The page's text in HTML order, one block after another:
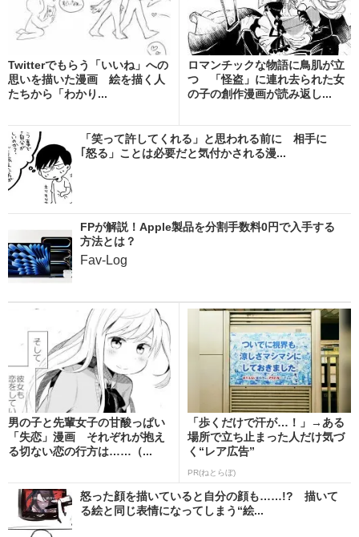
Twitterでもらう「いいね」への
思いを描いた漫画 絵を描く人
たちから「わかり...
ロマンチックな物語に鳥肌が立
つ 「怪盗」に連れ去られた女
の子の創作漫画が読み返し...
「笑って許してくれる」と思われる前に 相手に
｢怒る」ことは必要だと気付かされる漫...
FPが解説！Apple製品を分割手数料0円で入手する
方法とは？
Fav-Log
男の子と先輩女子の甘酸っぱい
「失恋」漫画 それぞれが抱え
る切ない恋の行方は……（...
「歩くだけで汗が…！」→ある
場所で立ち止まった人だけ気づ
く“レア広告”
PR(ねとらぼ)
怒った顔を描いていると自分の顔も……!? 描いて
る絵と同じ表情になってしまう“絵...